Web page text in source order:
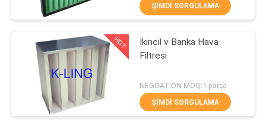
KONTROLÜ
BIZIMLE
İLETIŞIM
HABERLER
Paslanmaz çelik
Hava Duş
ŞIMDI SORGULAMA
HOT
İkincil v Banka Hava
Filtresi
NEGOATION MOQ:1 parça
ŞIMDI SORGULAMA